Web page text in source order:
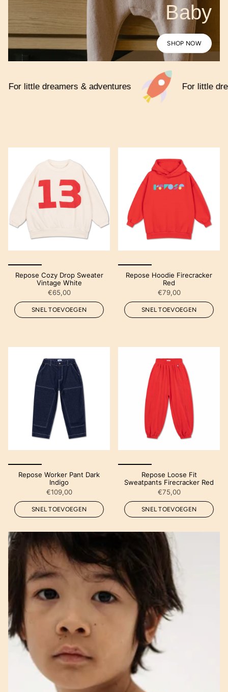
Baby
SHOP NOW
& adventures For little dreamers &
Repose Cozy Drop Sweater
Vintage White
€65,00
SNEL TOEVOEGEN
Repose Hoodie Firecracker
Red
€79,00
SNEL TOEVOEGEN
Repose Worker Pant Dark
Indigo
€109,00
SNEL TOEVOEGEN
Repose Loose Fit
Sweatpants Firecracker Red
€75,00
SNEL TOEVOEGEN